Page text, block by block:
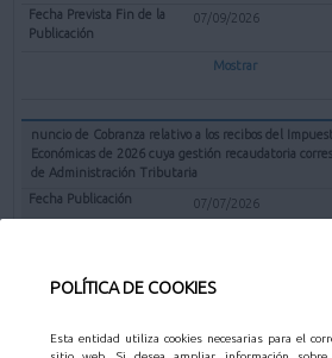
POLÍTICA DE COOKIES
Esta entidad utiliza cookies necesarias para el
07/09/2026
Mostrar
nuncio de Cobranza relativo a los recibos del
Económicas de 2026 cuya gestión recaudatoria
de Administración Tributaria
07/07/2026
Mostrar